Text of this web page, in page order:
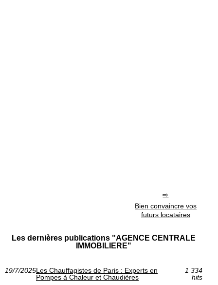
Bien convaincre vos
futurs locataires
Les dernières publications "AGENCE CENTRALE
IMMOBILIERE"
19/7/2025Les Chauffagistes de Paris : Experts en
Pompes à Chaleur et Chaudières
1 334
hits